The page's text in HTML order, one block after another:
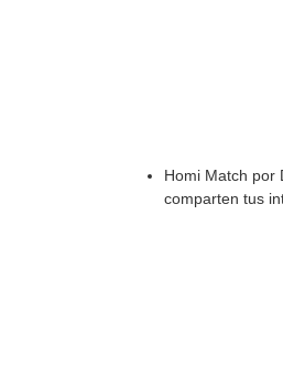
Homi Match por
comparten tus